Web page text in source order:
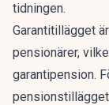
tidningen.
Garantitillägget
pensionärer,
garantipension.
pensionstillägget